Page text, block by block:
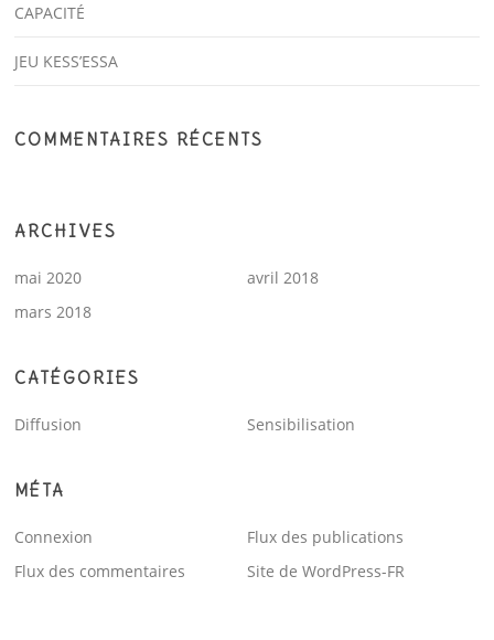
CAPACITÉ
JEU KESS’ESSA
COMMENTAIRES RÉCENTS
ARCHIVES
mai 2020
avril 2018
mars 2018
CATÉGORIES
Diffusion Sensibilisation
MÉTA
Connexion
Flux des publications
Flux des commentaires
Site de WordPress-FR